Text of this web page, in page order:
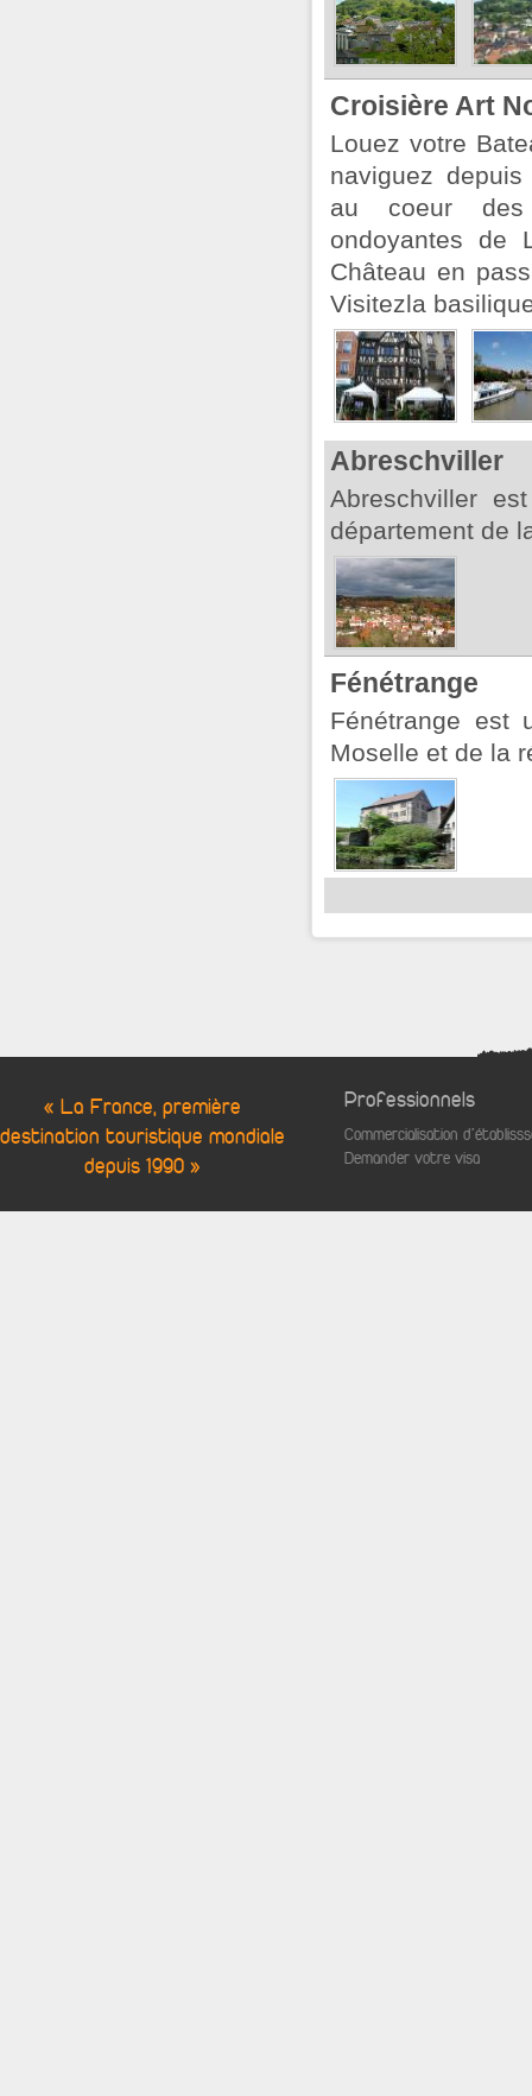
Croisière Art
Louez votre
naviguez
au coeur
ondoyantes de
Château en
Visitezla
Abreschviller
Abreschviller
département de
Fénétrange
Fénétrange est
Moselle et de la
« La France, première
destination touristique mondiale
depuis 1990 »
Professionnels
Commercialisation
Demander votre visa